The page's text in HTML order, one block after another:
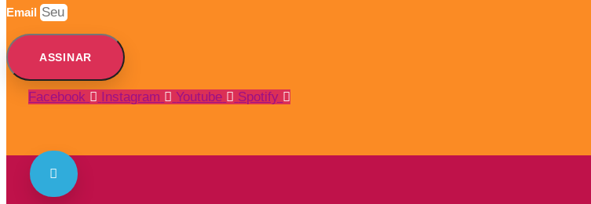
Email
ASSINAR
Facebook Instagram Youtube Spotify